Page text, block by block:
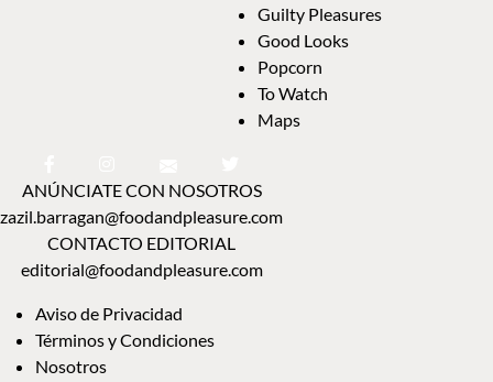
Guilty Pleasures
Good Looks
Popcorn
To Watch
Maps
ANÚNCIATE CON NOSOTROS
zazil.barragan@foodandpleasure.com
CONTACTO EDITORIAL
editorial@foodandpleasure.com
Aviso de Privacidad
Términos y Condiciones
Nosotros